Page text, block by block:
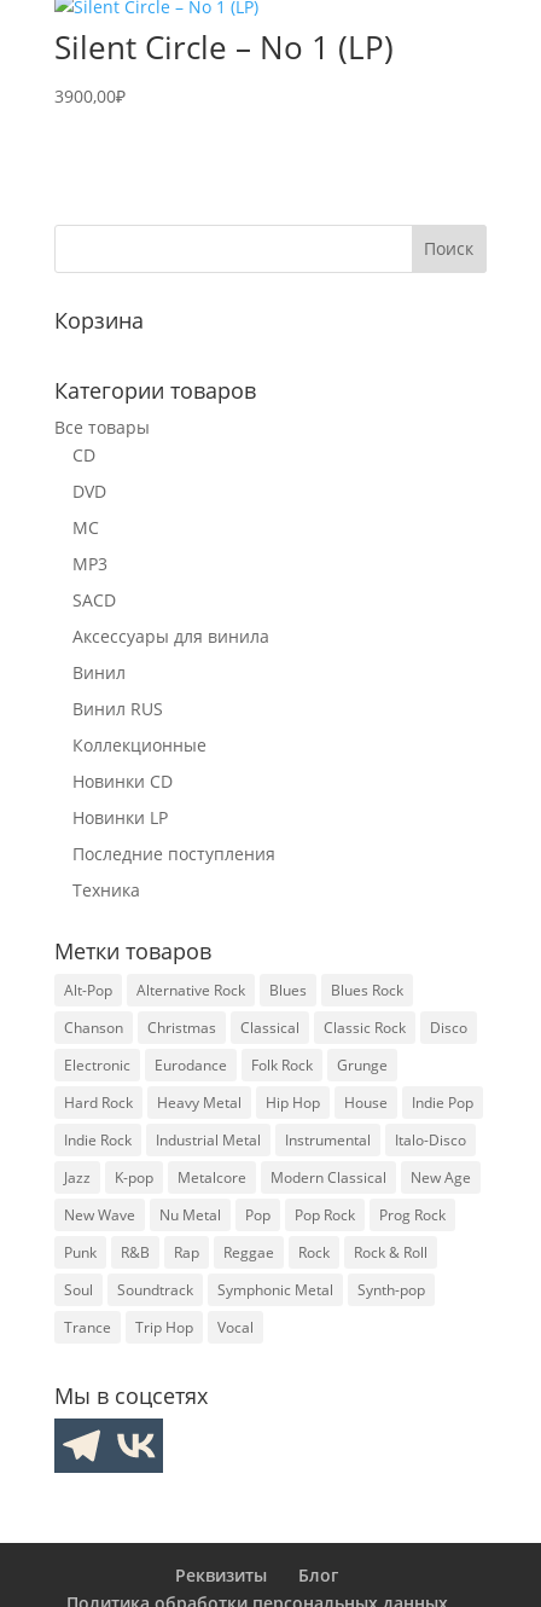
Silent Circle – No 1 (LP)
3900,00₽
Корзина
Категории товаров
Все товары
CD
DVD
MC
MP3
SACD
Аксессуары для винила
Винил
Винил RUS
Коллекционные
Новинки CD
Новинки LP
Последние поступления
Техника
Метки товаров
Alt-Pop Alternative Rock Blues
Blues Rock
Chanson
Christmas Classical Classic Rock
Disco
Electronic
Eurodance Folk Rock
Grunge
Hard Rock
Heavy Metal Hip Hop House
Indie Pop
Indie Rock
Industrial Metal Instrumental
Italo-Disco
Jazz
K-pop Metalcore Modern Classical
New Age
New Wave
Nu Metal Pop Pop Rock
Prog Rock
Punk
R&B Rap Reggae Rock
Rock & Roll
Soul
Soundtrack Symphonic Metal
Synth-pop
Trance
Trip Hop Vocal
Мы в соцсетях
Реквизиты
Блог
Политика обработки персональных данных